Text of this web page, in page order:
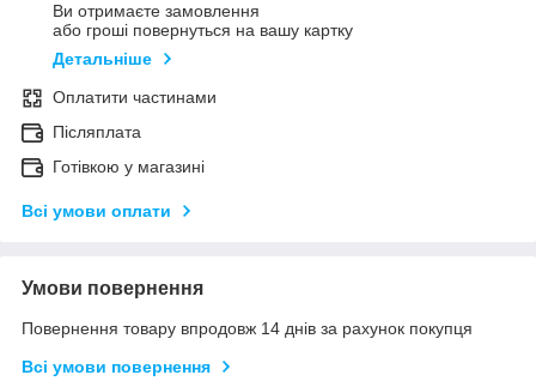
Ви отримаєте замовлення
або гроші повернуться на вашу картку
Детальніше
Оплатити частинами
Післяплата
Готівкою у магазині
Всі умови оплати
Умови повернення
Повернення товару впродовж 14 днів за рахунок покупця
Всі умови повернення